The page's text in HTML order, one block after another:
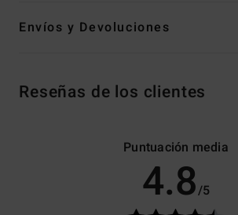
Envíos y Devoluciones
Reseñas de los clientes
Puntuación media
4.8/5